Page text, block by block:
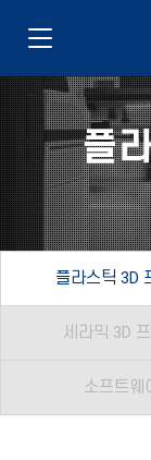
플
플라스틱 3D
세라믹 3D
소프트웨